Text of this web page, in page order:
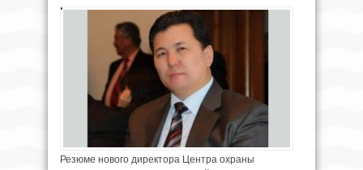
Резюме нового директора Центра охраны